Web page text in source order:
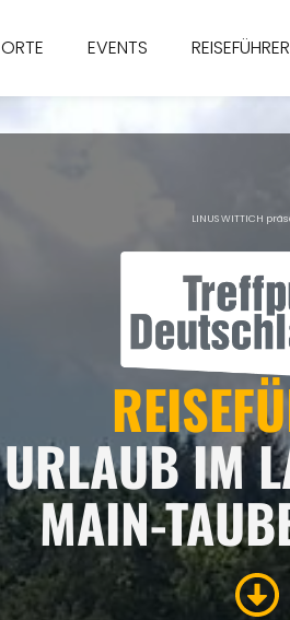
ORTE EVENTS REISEFÜHRER
LINUS WITTICH
URLAUB IM
MAIN-